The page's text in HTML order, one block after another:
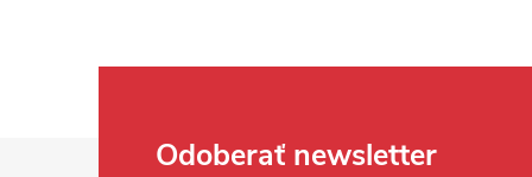
Odoberať newsletter